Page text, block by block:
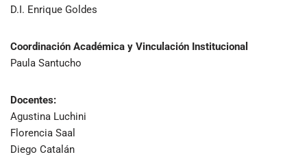
D.I. Enrique Goldes
Coordinación Académica y Vinculación Institucional
Paula Santucho
Docentes:
Agustina Luchini
Florencia Saal
Diego Catalán